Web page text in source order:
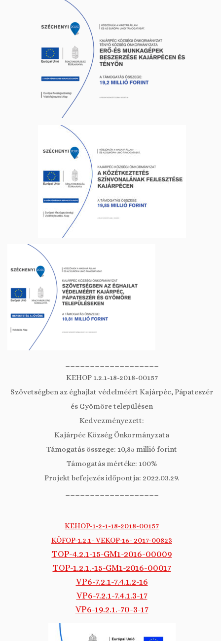
KEHOP 1.2.1-18-2018-00157
Szövetségben az éghajlat védelméért Kajárpéc, Pápateszér
és Gyömöre településen
Kedvezményezett:
Kajárpéc Község Önkormányzata
Támogatás összege: 10,85 millió forint
Támogatás mértéke: 100%
Projekt befejezés időpontja: 2022.03.29.
KEHOP-1-2-1-18-2018-00157
KÖFOP-1.2.1- VEKOP-16- 2017-00823
TOP-4.2.1-15-GM1-2016-00009
TOP-1.2.1.-15-GM1-2016-00017
VP6-7.2.1-7.4.1.2-16
VP6-7.2.1-7.4.1.3-17
VP6-19.2.1.-70-3-17